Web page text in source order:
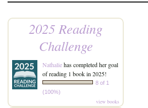
2025 Reading
Challenge
Nathaliehas completed her goal
of reading 1 book in 2025!
8 of 1
(100%)
view books